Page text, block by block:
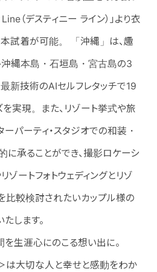
（デスティニー ライン）」より衣
試着が可能。 「沖縄」は、趣
沖縄本島・石垣島・宮古島の3
新技術のAIセルフレタッチで19
実現。また、リゾート挙式や旅
パーティ・スタジオでの和装・
承ることができ、撮影ロケーシ
ゾートフォトウェディングとリゾ
比較検討されたいカップル様の
します。
生涯心にのこる想い出に。
は大切な人と幸せと感動をわか